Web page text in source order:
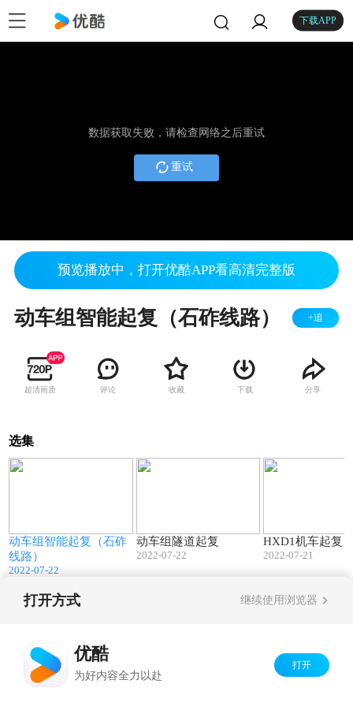
下载APP
数据获取失败，请检查网络之后重试
重试
预览播放中，打开优酷APP看高清完整版
动车组智能起复（石砟线路） +追
超清画质 评论 收藏 下载 分享
选集
动车组智能起复（石砟
线路）
2022-07-22
动车组隧道起复
2022-07-22
HXD1机车起复
2022-07-21
打开方式 继续使用浏览器
优酷
为好内容全力以赴
打开